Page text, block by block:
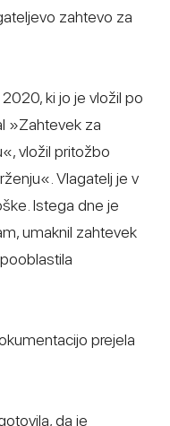
zahtevo za
ki jo je vložil po
»Zahtevek za
vložil pritožbo
Vlagatelj je v
Istega dne je
umaknil zahtevek
prejela
da je